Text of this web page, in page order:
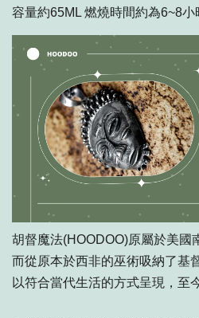
容量約65ML 燃燒時間約為6~8小
胡督魔法(HOODOO)原屬於美國
而從原本於西非的巫術吸納了基
以符合當代生活的方式呈現，至